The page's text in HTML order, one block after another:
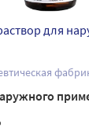
для